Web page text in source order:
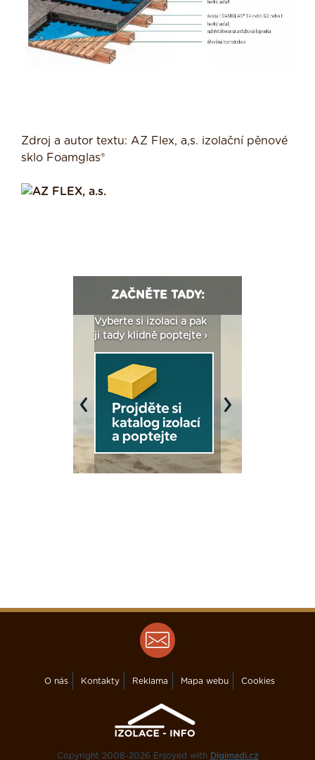
Zdroj a autor textu: AZ Flex, a,s. izolační pěnové
sklo Foamglas®
ZAČNĚTE TADY:
Vyberte si izolaci a pak
ji tady klidně poptejte ›
Previous Next
O nás Kontakty Reklama Mapa webu Cookies
Copyright 2008-2026 Enjoyed with Digimadi.cz